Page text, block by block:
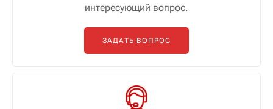
интересующий вопрос.
ЗАДАТЬ ВОПРОС